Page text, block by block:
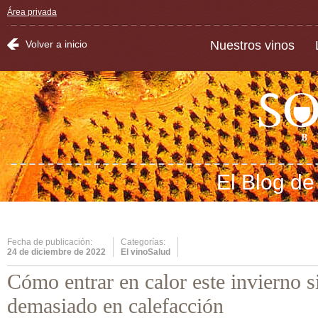
Área privada
Volver a inicio Nuestros vinos
El Blog
Fecha de publicación:
24 de diciembre de 2022
Categorías:
El vinoSalud
Cómo entrar en calor este invierno
demasiado en calefacción